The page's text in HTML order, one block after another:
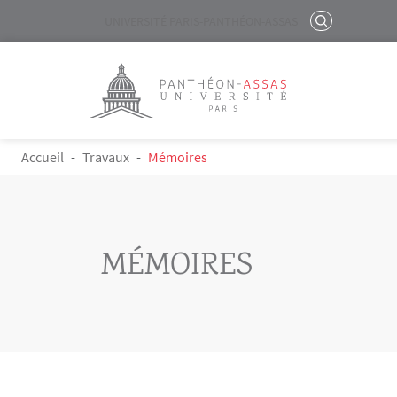
Aller au contenu principal
RECHERCHER
Logo
FIL D'ARIANE
Accueil Travaux Mémoires
MÉMOIRES